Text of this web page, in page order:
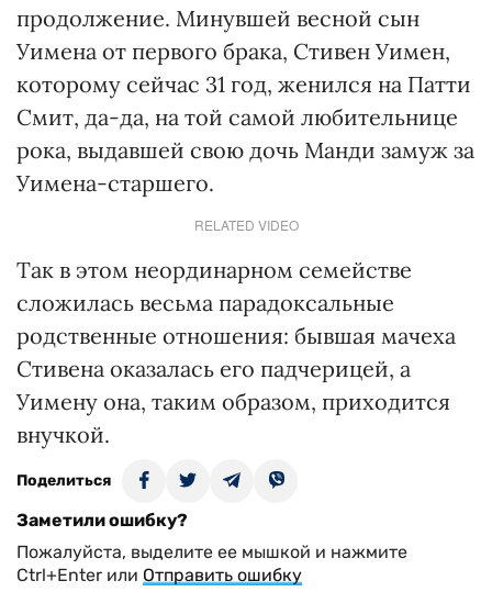
продолжение. Минувшей весной сын
Уимена от первого брака, Стивен Уимен,
которому сейчас 31 год, женился на Патти
Смит, да-да, на той самой любительнице
рока, выдавшей свою дочь Манди замуж за
Уимена-старшего.
RELATED VIDEO
Так в этом неординарном семействе
сложилась весьма парадоксальные
родственные отношения: бывшая мачеха
Стивена оказалась его падчерицей, а
Уимену она, таким образом, приходится
внучкой.
Поделиться
Заметили ошибку?
Пожалуйста, выделите ее мышкой и нажмите
Ctrl+Enter или Отправить ошибку